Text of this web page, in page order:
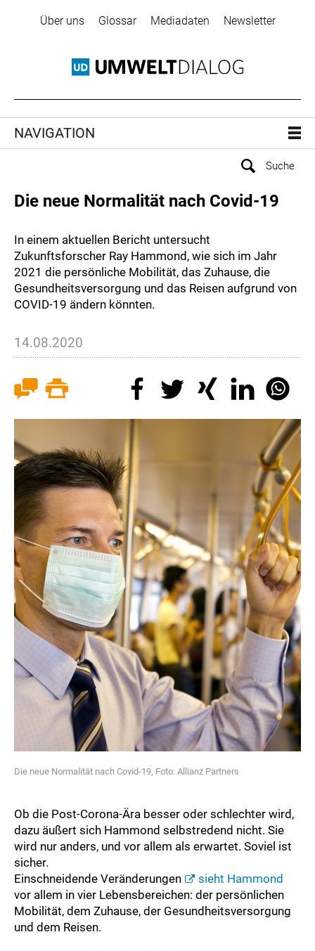
Über uns Glossar Mediadaten Newsletter
NAVIGATION
Die neue Normalität nach Covid-19
In einem aktuellen Bericht untersucht
Zukunftsforscher Ray Hammond, wie sich im Jahr
2021 die persönliche Mobilität, das Zuhause, die
Gesundheitsversorgung und das Reisen aufgrund von
COVID-19 ändern könnten.
14.08.2020
Die neue Normalität nach Covid-19, Foto: Allianz Partners
Ob die Post-Corona-Ära besser oder schlechter wird,
dazu äußert sich Hammond selbstredend nicht. Sie
wird nur anders, und vor allem als erwartet. Soviel ist
sicher.
Einschneidende Veränderungen
sieht Hammond
vor allem in vier Lebensbereichen: der persönlichen
Mobilität, dem Zuhause, der Gesundheitsversorgung
und dem Reisen.